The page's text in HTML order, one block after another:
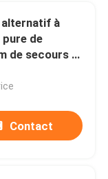
à
de
de secours de
solaire
Contact